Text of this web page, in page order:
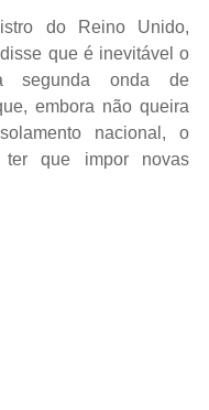
do Reino Unido,
que é inevitável o
segunda onda de
embora não queira
nacional, o
ter que impor novas